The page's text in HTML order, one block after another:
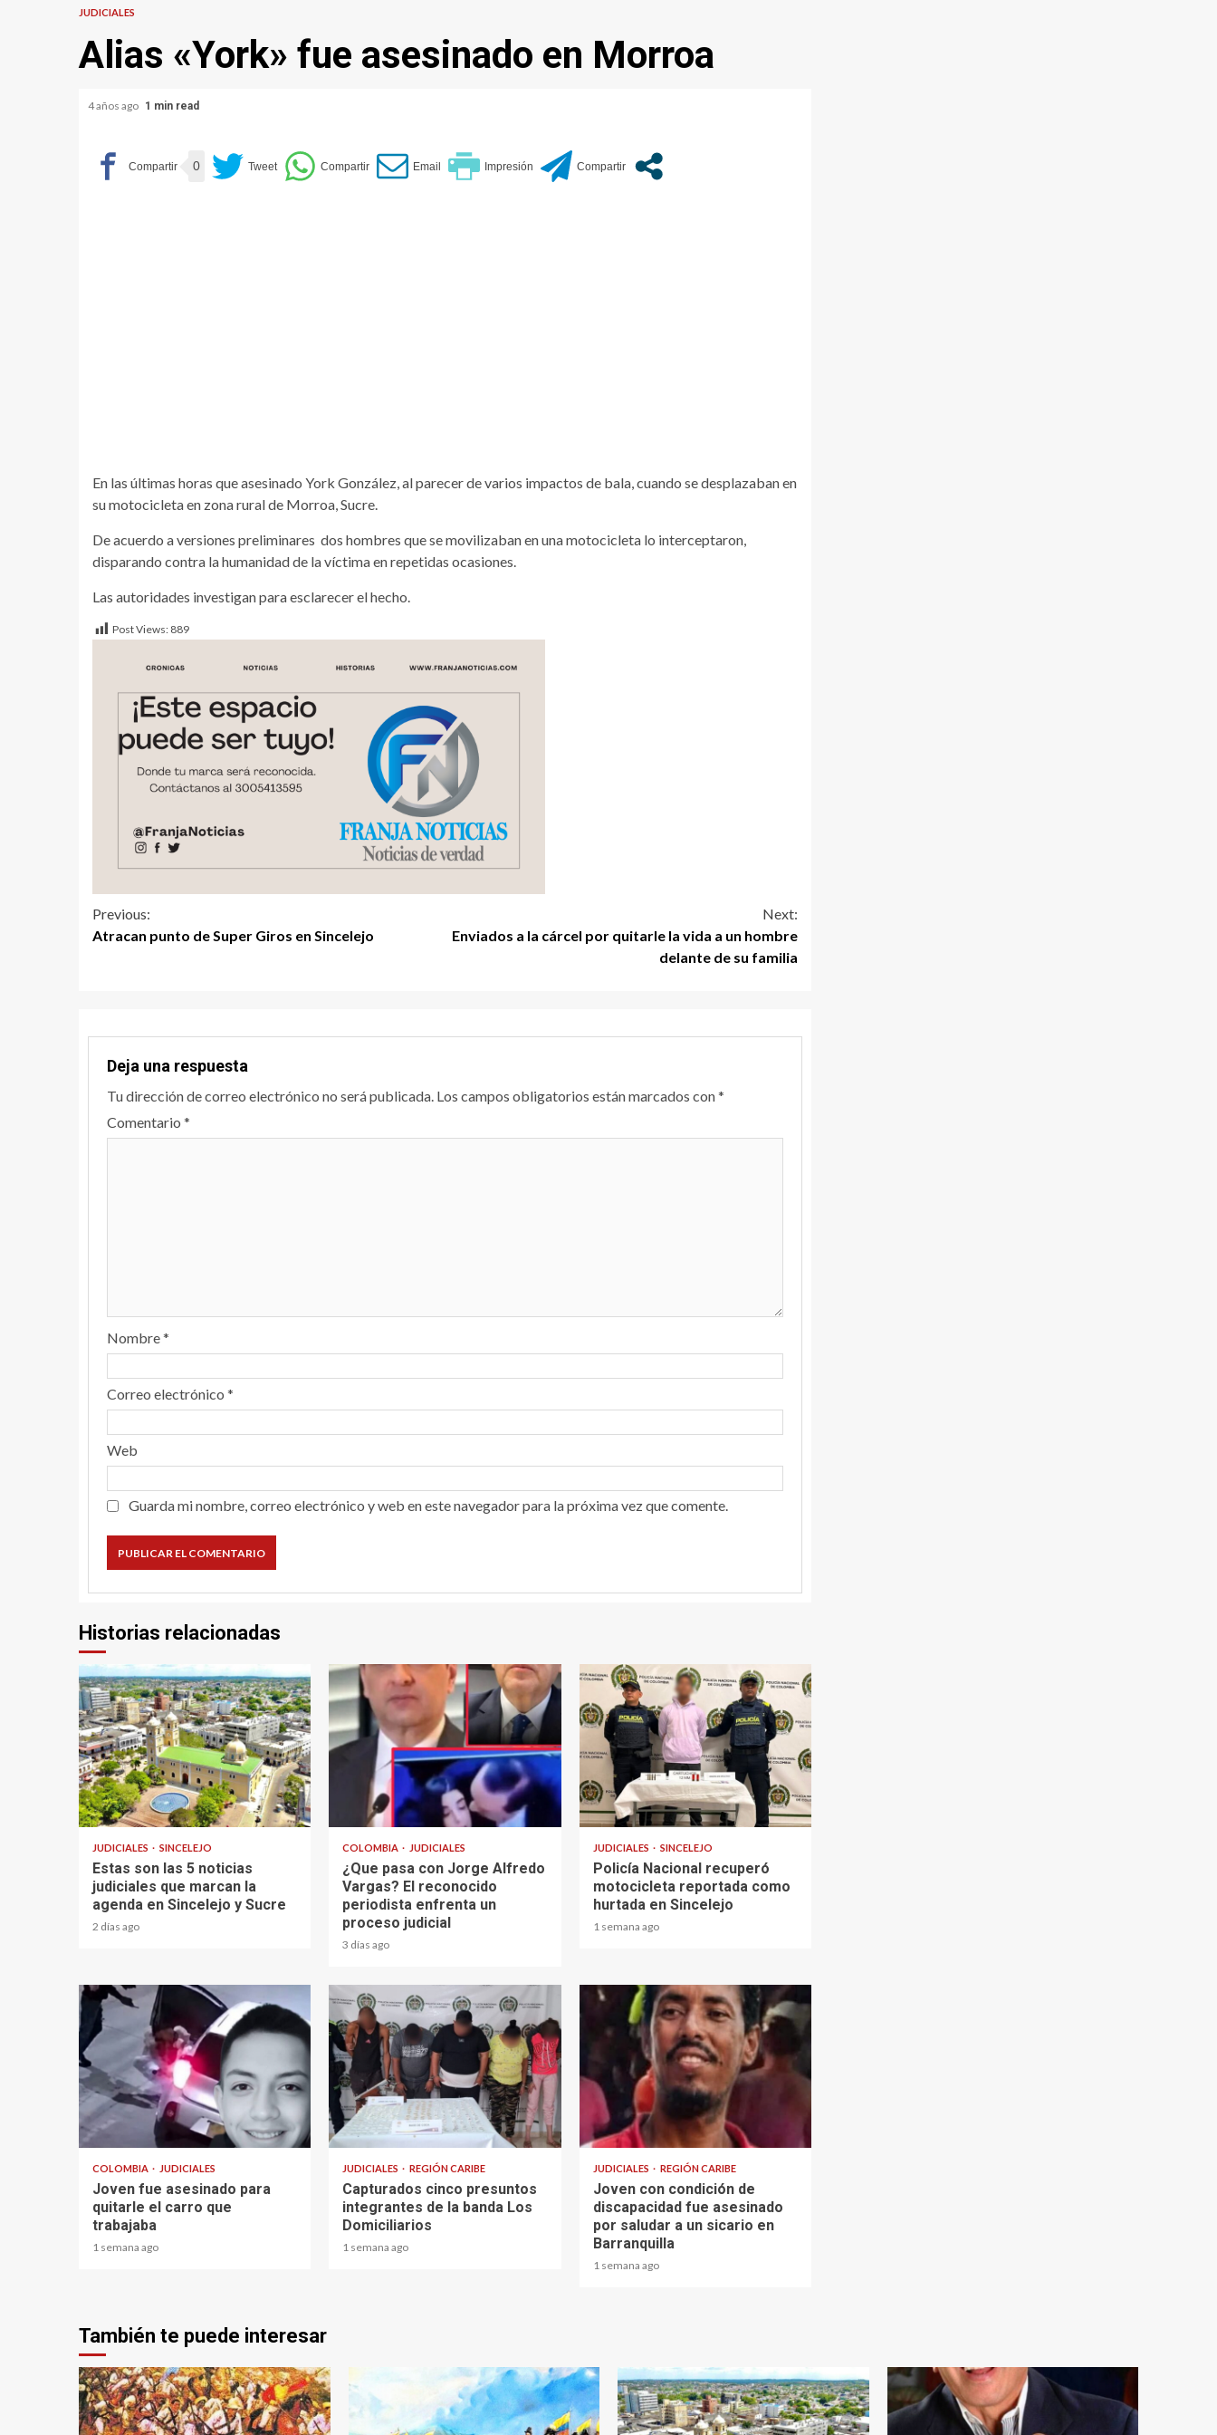
JUDICIALES
Alias «York» fue asesinado en Morroa
4 años ago 1 min read
0
En las últimas horas que asesinado York González, al parecer de varios impactos de bala, cuando se desplazaban en
su motocicleta en zona rural de Morroa, Sucre.
De acuerdo a versiones preliminares dos hombres que se movilizaban en una motocicleta lo interceptaron,
disparando contra la humanidad de la víctima en repetidas ocasiones.
Las autoridades investigan para esclarecer el hecho.
Post Views: 889
Previous:
Atracan punto de Super Giros en Sincelejo
Next:
Enviados a la cárcel por quitarle la vida a un hombre
delante de su familia
Deja una respuesta
Tu dirección de correo electrónico no será publicada. Los campos obligatorios están marcados con*
Comentario *
Nombre*
Correo electrónico *
Web
Guarda mi nombre, correo electrónico y web en este navegador para la próxima vez que comente.
Historias relacionadas
2 min read
JUDICIALES SINCELEJO
Estas son las 5 noticias
judiciales que marcan la
agenda en Sincelejo y Sucre
2 días ago
2 min read
COLOMBIA JUDICIALES
¿Que pasa con Jorge Alfredo
Vargas? El reconocido
periodista enfrenta un
proceso judicial
3 días ago
1 min read
JUDICIALES SINCELEJO
Policía Nacional recuperó
motocicleta reportada como
hurtada en Sincelejo
1 semana ago
2 min read
COLOMBIA JUDICIALES
Joven fue asesinado para
quitarle el carro que
trabajaba
1 semana ago
1 min read
JUDICIALES REGIÓN CARIBE
Capturados cinco presuntos
integrantes de la banda Los
Domiciliarios
1 semana ago
1 min read
JUDICIALES REGIÓN CARIBE
Joven con condición de
discapacidad fue asesinado
por saludar a un sicario en
Barranquilla
1 semana ago
También te puede interesar